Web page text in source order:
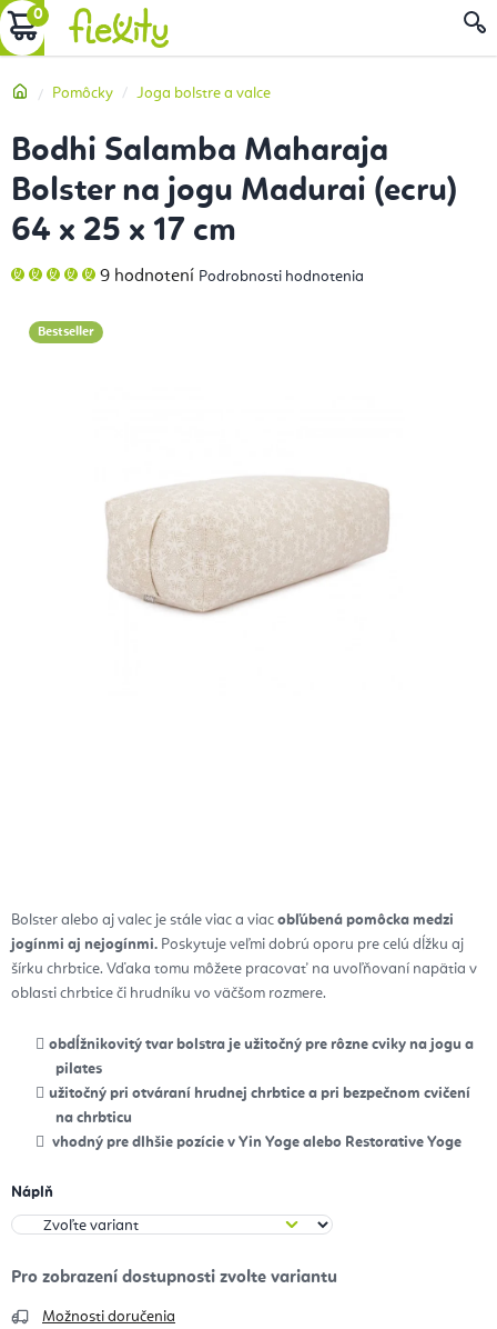
Prejsť
na
NÁKUPNÝ
DomovPomôcky Joga bolstre a valce
Bolster alebo aj valec je stále viac a viac obľúbená pomôcka medzi
jogínmi aj nejogínmi. Poskytuje veľmi dobrú oporu pre celú dĺžku aj
šírku chrbtice. Vďaka tomu môžete pracovať na uvoľňovaní napätia v
oblasti chrbtice či hrudníku vo väčšom rozmere.
obdĺžnikovitý tvar bolstra je užitočný pre rôzne cviky na jogu a
pilates
užitočný pri otváraní hrudnej chrbtice a pri bezpečnom cvičení
na chrbticu
vhodný pre dlhšie pozície v Yin Yoge alebo Restorative Yoge
Náplň
Možnosti doručenia
Bodhi Salamba Maharaja
Bolster na jogu Madurai (ecru)
64 x 25 x 17 cm
Priemerné
hodnotenie
5,0
z
9 hodnotení Podrobnosti hodnotenia
Bestseller